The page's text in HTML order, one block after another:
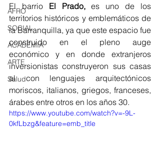
AFRO
SOCIAL
ACADEMIA
ARTE
Salud
El barrio El Prado, es uno de los
territorios históricos y emblemáticos de
la Barranquilla, ya que este espacio fue
construido en el pleno auge
económico y en donde extranjeros
inversionistas construyeron sus casas
al con lenguajes arquitectónicos
moriscos, italianos, griegos, franceses,
árabes entre otros en los años 30.
https://www.youtube.com/watch?v=-9L-
0kfLbzg&feature=emb_title